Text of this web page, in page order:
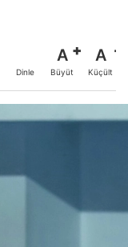
Dinle
A
Büyüt
A
Küçült